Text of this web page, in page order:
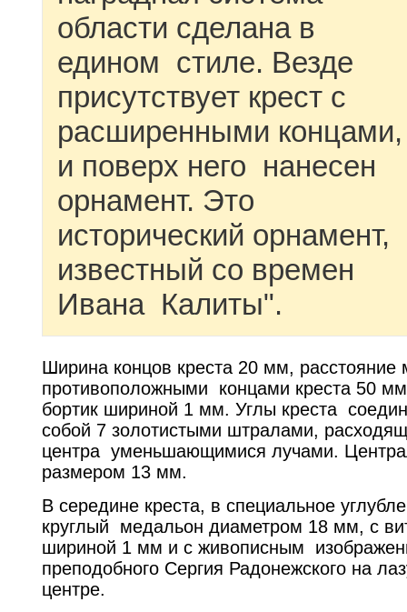
области сделана в
едином стиле. Везде
присутствует крест с
расширенными концами,
и поверх него нанесен
орнамент. Это
исторический орнамент,
известный со времен
Ивана Калиты".
Ширина концов креста 20 мм, расстояние
противоположными концами креста 50
бортик шириной 1 мм. Углы креста
собой 7 золотистыми штралами,
центра уменьшающимися лучами.
размером 13 мм.
В середине креста, в специальное
круглый медальон диаметром 18 мм, с
шириной 1 мм и с живописным
преподобного Сергия Радонежского на
центре.